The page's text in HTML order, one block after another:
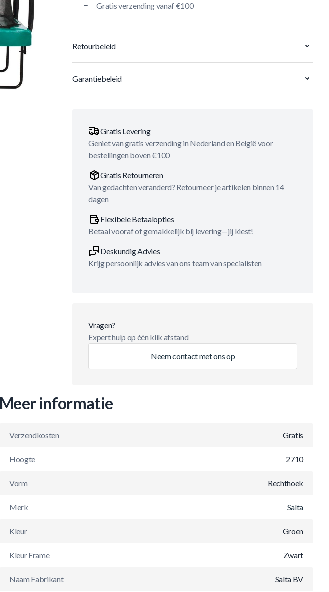
Gratis verzending vanaf €100
Retourbeleid
Garantiebeleid
Gratis Levering
Geniet van gratis verzending in Nederland en België voor
bestellingen boven €100
Gratis Retourneren
Van gedachten veranderd? Retourneer je artikelen binnen 14
dagen
Flexibele Betaalopties
Betaal vooraf of gemakkelijk bij levering—jij kiest!
Deskundig Advies
Krijg persoonlijk advies van ons team van specialisten
Vragen?
Expert hulp op één klik afstand
Neem contact met ons op
Meer informatie
Verzendkosten Gratis
Hoogte 2710
Vorm Rechthoek
Merk Salta
Kleur Groen
Kleur Frame Zwart
Naam Fabrikant Salta BV